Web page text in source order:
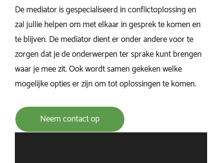
De mediator is gespecialiseerd in conflictoplossing en
zal jullie helpen om met elkaar in gesprek te komen en
te blijven. De mediator dient er onder andere voor te
zorgen dat je de onderwerpen ter sprake kunt brengen
waar je mee zit. Ook wordt samen gekeken welke
mogelijke opties er zijn om tot oplossingen te komen.
Neem contact op